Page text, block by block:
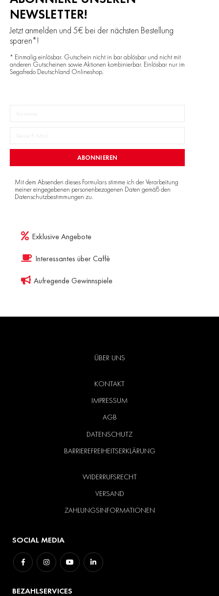
NEWSLETTER!
Jetzt anmelden und 5€ bei der nächsten Bestellung
sparen*!
* Einmalig einlösbar. Gutschein nicht in bar ablösbar und nicht mit
anderen Gutscheinen sowie Aktionen kombinierbar. Einlösbar nur im
Segafredo Deutschland Onlineshop.
ABONNIEREN
Mit dem Absenden dieses Formulars stimme ich der Verarbeitung
meiner eingegebenen personenbezogenen Daten gemäß den
Datenschutzbestimmungen zu.
Exklusive Angebote
Interessantes über Caffè
Aufregende Gewinnspiele
ÜBER UNS
KONTAKT
IMPRESSUM
AGB
DATENSCHUTZ
BARRIEREFREIHEITSERKLÄRUNG
WIDERRUFSRECHT
VERSAND
ZAHLUNGSINFORMATIONEN
SOCIAL MEDIA
BEZAHLSERVICES